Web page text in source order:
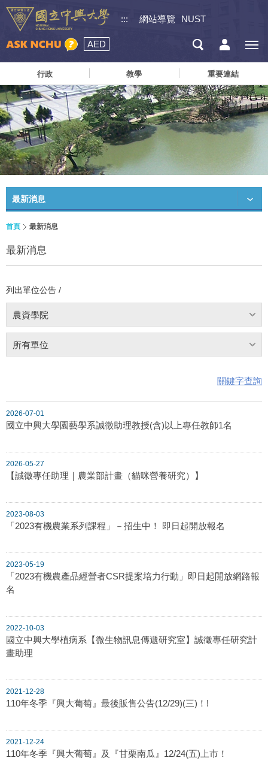
::: 網站導覽 NUST
AED
行政 教學 重要連結
最新消息
首頁 最新消息
最新消息
列出單位公告 /
農資學院
所有單位
關鍵字查詢
2026-07-01
國立中興大學園藝學系誠徵助理教授(含)以上專任教師1名
2026-05-27
【誠徵專任助理｜農業部計畫（貓咪營養研究）】
2023-08-03
「2023有機農業系列課程」－招生中！ 即日起開放報名
2023-05-19
「2023有機農產品經營者CSR提案培力行動」即日起開放網路報
名
2022-10-03
國立中興大學植病系【微生物訊息傳遞研究室】誠徵專任研究計
畫助理
2021-12-28
110年冬季『興大葡萄』最後販售公告(12/29)(三)！!
2021-12-24
110年冬季『興大葡萄』及『甘栗南瓜』12/24(五)上市！